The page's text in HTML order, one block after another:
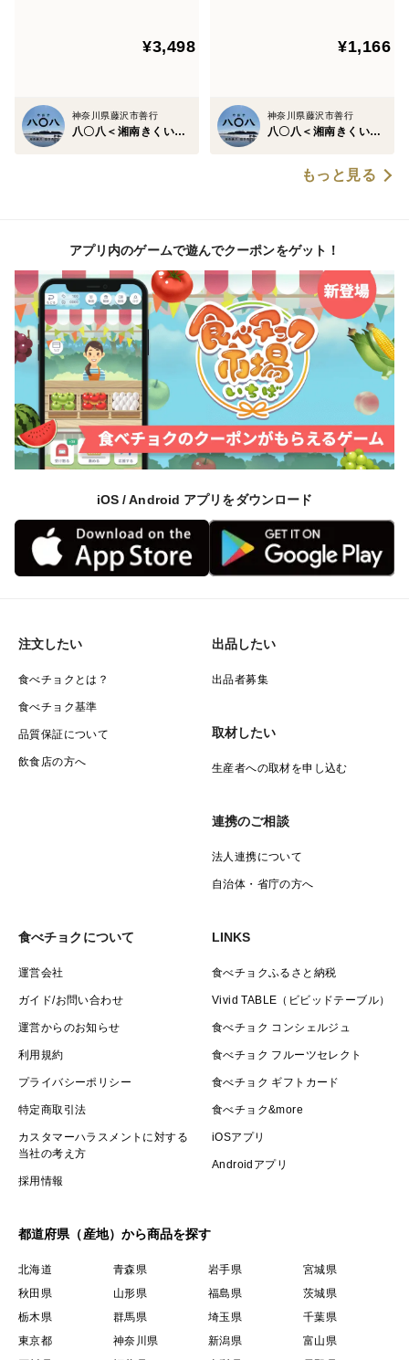
¥3,498
神奈川県藤沢市善行
八〇八＜湘南きくいも専門店＞
¥1,166
神奈川県藤沢市善行
八〇八＜湘南きくいも専門店＞
もっと見る
アプリ内のゲームで遊んでクーポンをゲット！
iOS / Android アプリをダウンロード
注文したい
食べチョクとは？
食べチョク基準
品質保証について
飲食店の方へ
出品したい
出品者募集
取材したい
生産者への取材を申し込む
連携のご相談
法人連携について
自治体・省庁の方へ
食べチョクについて
運営会社
ガイド/お問い合わせ
運営からのお知らせ
利用規約
プライバシーポリシー
特定商取引法
カスタマーハラスメントに対する
当社の考え方
採用情報
LINKS
食べチョクふるさと納税
Vivid TABLE（ビビッドテーブル）
食べチョク コンシェルジュ
食べチョク フルーツセレクト
食べチョク ギフトカード
食べチョク&more
iOSアプリ
Androidアプリ
都道府県（産地）から商品を探す
北海道 青森県 岩手県
宮城県
秋田県
山形県 福島県
茨城県
栃木県
群馬県 埼玉県
千葉県
東京都
神奈川県 新潟県
富山県